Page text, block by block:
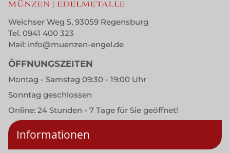
Weichser Weg 5, 93059 Regensburg
Tel. 0941 400 323
Mail: info@muenzen-engel.de
ÖFFNUNGSZEITEN
Montag - Samstag 09:30 - 19:00 Uhr
Sonntag geschlossen
Online: 24 Stunden - 7 Tage für Sie geöffnet!
Informationen